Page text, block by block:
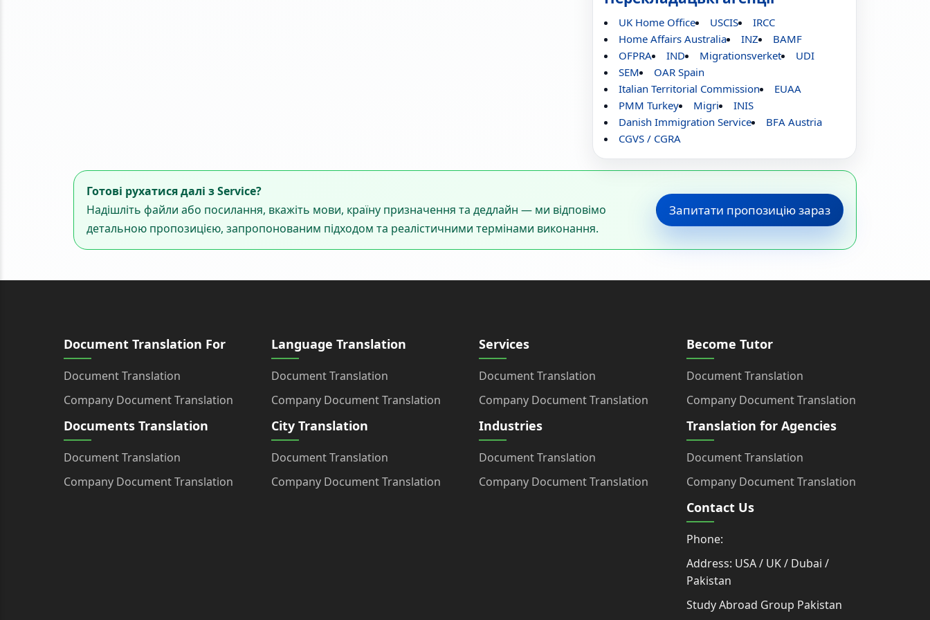
UK Home Office USCIS
IRCC
Home Affairs Australia
INZ
BAMF
OFPRA
IND Migrationsverket
UDI
SEM
OAR Spain
Italian Territorial Commission
EUAA
PMM Turkey
Migri
INIS
Danish Immigration Service
BFA Austria
CGVS / CGRA
Готові рухатися далі з Service?
Надішліть файли або посилання, вкажіть мови, країну призначення та дедлайн — ми відповімо
детальною пропозицією, запропонованим підходом та реалістичними термінами виконання.
Запитати пропозицію зараз
Document Translation For
Document Translation
Company Document Translation
Documents Translation
Document Translation
Company Document Translation
Language Translation
Document Translation
Company Document Translation
City Translation
Document Translation
Company Document Translation
Services
Document Translation
Company Document Translation
Industries
Document Translation
Company Document Translation
Become Tutor
Document Translation
Company Document Translation
Translation for Agencies
Document Translation
Company Document Translation
Contact Us
Phone:
Address: USA / UK / Dubai /
Pakistan
Study Abroad Group Pakistan